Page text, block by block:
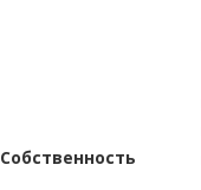
Собственность